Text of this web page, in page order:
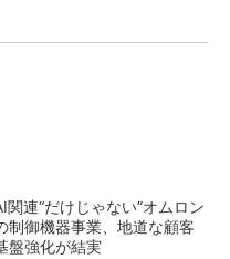
関連“だけじゃない”オムロン
制御機器事業、地道な顧客
盤強化が結実